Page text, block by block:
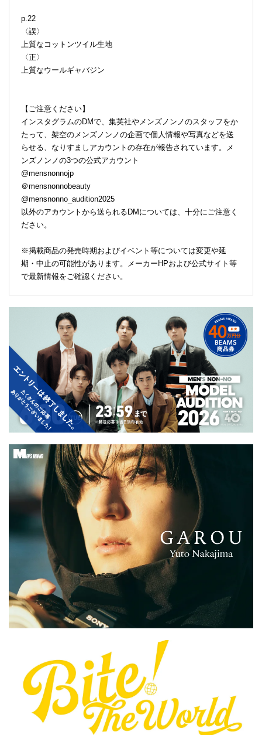
p.22
〈誤〉
上質なコットンツイル生地
〈正〉
上質なウールギャバジン
【ご注意ください】
インスタグラムのDMで、集英社やメンズノンノのスタッフをか
たって、架空のメンズノンノの企画で個人情報や写真などを送
らせる、なりすましアカウントの存在が報告されています。メ
ンズノンノの3つの公式アカウント
@mensnonnojp
＠mensnonnobeauty
@mensnonno_audition2025
以外のアカウントから送られるDMについては、十分にご注意く
ださい。
※掲載商品の発売時期およびイベント等については変更や延
期・中止の可能性があります。メーカーHPおよび公式サイト等
で最新情報をご確認ください。